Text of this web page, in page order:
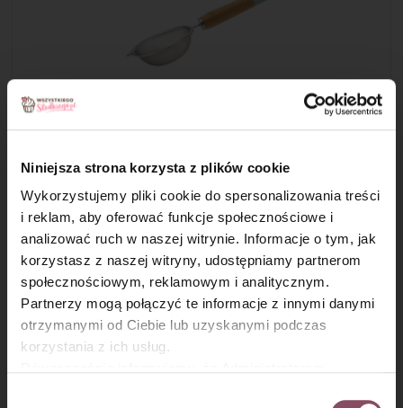
Niniejsza strona korzysta z plików cookie
Wykorzystujemy pliki cookie do spersonalizowania treści
i reklam, aby oferować funkcje społecznościowe i
analizować ruch w naszej witrynie. Informacje o tym, jak
korzystasz z naszej witryny, udostępniamy partnerom
społecznościowym, reklamowym i analitycznym.
Partnerzy mogą połączyć te informacje z innymi danymi
otrzymanymi od Ciebie lub uzyskanymi podczas
korzystania z ich usług.
Żółtka utrzyj z cukrem na jasną puszystą masę.
×